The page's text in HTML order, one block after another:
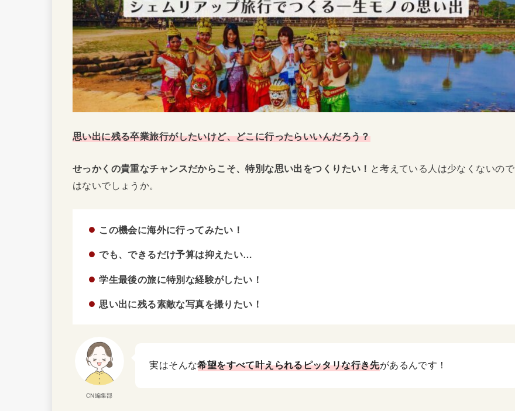
思い出に残る卒業旅行がしたいけど、どこに行ったらいいんだろう？
せっかくの貴重なチャンスだからこそ、特別な思い出をつくりたい！ と考えている人は少なくないので
はないでしょうか。
この機会に海外に行ってみたい！
でも、できるだけ予算は抑えたい…
学生最後の旅に特別な経験がしたい！
思い出に残る素敵な写真を撮りたい！
CN編集部
実はそんな希望をすべて叶えられるピッタリな行き先があるんです！